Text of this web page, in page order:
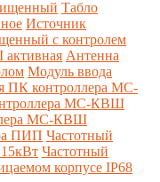
Табло
Источник
с контролем
Антенна
Модуль ввода
ПК контроллера МС-
МС-КВШ
МС-КВШ
ПИП Частотный
Частотный
корпусе IP68